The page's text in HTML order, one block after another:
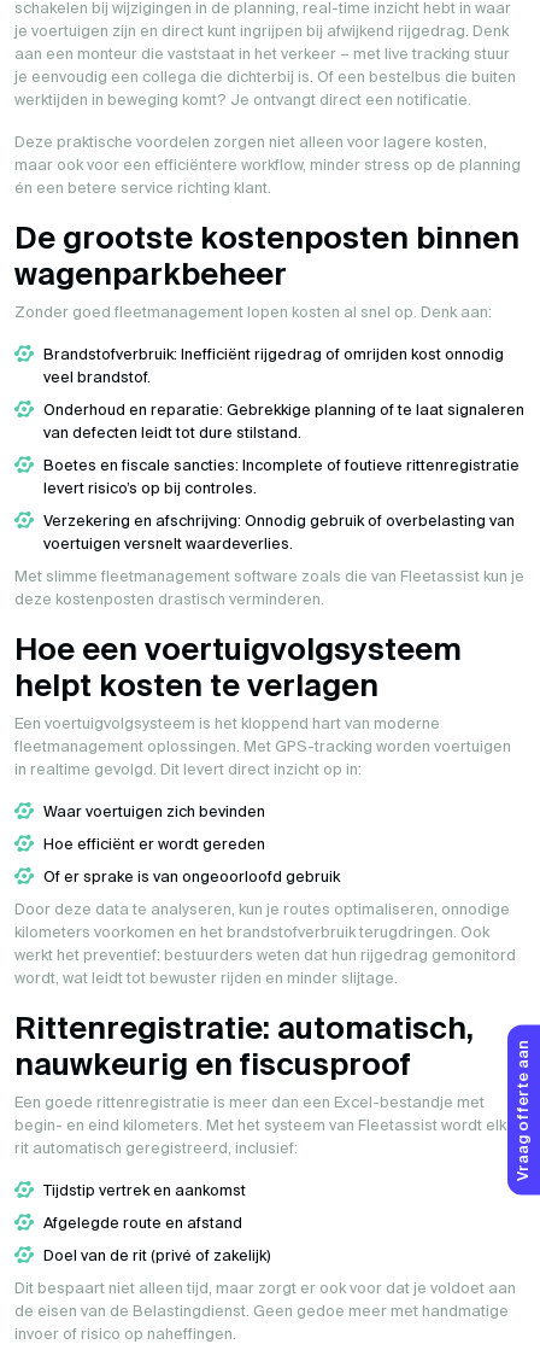
Vraag offerte aan
schakelen bij wijzigingen in de planning, real-time inzicht hebt in waar
je voertuigen zijn en direct kunt ingrijpen bij afwijkend rijgedrag. Denk
aan een monteur die vaststaat in het verkeer – met live tracking stuur
je eenvoudig een collega die dichterbij is. Of een bestelbus die buiten
werktijden in beweging komt? Je ontvangt direct een notificatie.
Deze praktische voordelen zorgen niet alleen voor lagere kosten,
maar ook voor een efficiëntere workflow, minder stress op de planning
én een betere service richting klant.
De grootste kostenposten binnen
wagenparkbeheer
Zonder goed fleetmanagement lopen kosten al snel op. Denk aan:
Brandstofverbruik: Inefficiënt rijgedrag of omrijden kost onnodig
veel brandstof.
Onderhoud en reparatie: Gebrekkige planning of te laat signaleren
van defecten leidt tot dure stilstand.
Boetes en fiscale sancties: Incomplete of foutieve rittenregistratie
levert risico’s op bij controles.
Verzekering en afschrijving: Onnodig gebruik of overbelasting van
voertuigen versnelt waardeverlies.
Met slimme fleetmanagement software zoals die van Fleetassist kun je
deze kostenposten drastisch verminderen.
Hoe een voertuigvolgsysteem
helpt kosten te verlagen
Een voertuigvolgsysteem is het kloppend hart van moderne
fleetmanagement oplossingen. Met GPS-tracking worden voertuigen
in realtime gevolgd. Dit levert direct inzicht op in:
Waar voertuigen zich bevinden
Hoe efficiënt er wordt gereden
Of er sprake is van ongeoorloofd gebruik
Door deze data te analyseren, kun je routes optimaliseren, onnodige
kilometers voorkomen en het brandstofverbruik terugdringen. Ook
werkt het preventief: bestuurders weten dat hun rijgedrag gemonitord
wordt, wat leidt tot bewuster rijden en minder slijtage.
Rittenregistratie: automatisch,
nauwkeurig en fiscusproof
Een goede rittenregistratie is meer dan een Excel-bestandje met
begin- en eind kilometers. Met het systeem van Fleetassist wordt elke
rit automatisch geregistreerd, inclusief:
Tijdstip vertrek en aankomst
Afgelegde route en afstand
Doel van de rit (privé of zakelijk)
Dit bespaart niet alleen tijd, maar zorgt er ook voor dat je voldoet aan
de eisen van de Belastingdienst. Geen gedoe meer met handmatige
invoer of risico op naheffingen.